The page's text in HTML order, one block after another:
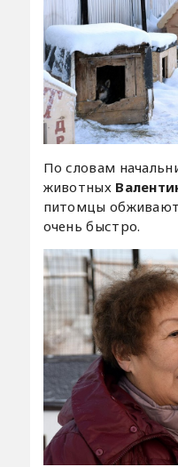
По словам
животных
питомцы
очень быстро.